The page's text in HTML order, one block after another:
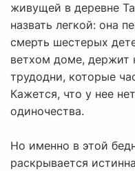
живущей в деревне
назвать легкой: она
смерть шестерых
ветхом доме, держит
трудодни, которые
Кажется, что у нее
одиночества.
Но именно в этой
раскрывается